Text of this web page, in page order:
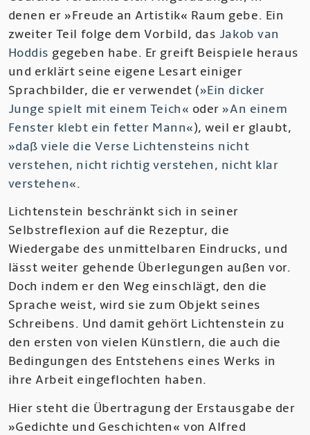
denen er »Freude an Artistik« Raum gebe. Ein
zweiter Teil folge dem Vorbild, das Jakob van
Hoddis gegeben habe. Er greift Beispiele heraus
und erklärt seine eigene Lesart einiger
Sprachbilder, die er verwendet (»Ein dicker
Junge spielt mit einem Teich« oder »An einem
Fenster klebt ein fetter Mann«), weil er glaubt,
»daß viele die Verse Lichtensteins nicht
verstehen, nicht richtig verstehen, nicht klar
verstehen«.
Lichtenstein beschränkt sich in seiner
Selbstreflexion auf die Rezeptur, die
Wiedergabe des unmittelbaren Eindrucks, und
lässt weiter gehende Überlegungen außen vor.
Doch indem er den Weg einschlägt, den die
Sprache weist, wird sie zum Objekt seines
Schreibens. Und damit gehört Lichtenstein zu
den ersten von vielen Künstlern, die auch die
Bedingungen des Entstehens eines Werks in
ihre Arbeit eingeflochten haben.
Hier steht die Übertragung der Erstausgabe der
»Gedichte und Geschichten« von Alfred